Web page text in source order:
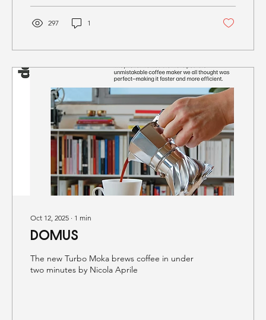
297 1
Oct 12, 2025 ∙ 1 min
DOMUS
The new Turbo Moka brews coffee in under
two minutes by Nicola Aprile